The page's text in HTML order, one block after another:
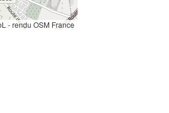
- rendu OSM France